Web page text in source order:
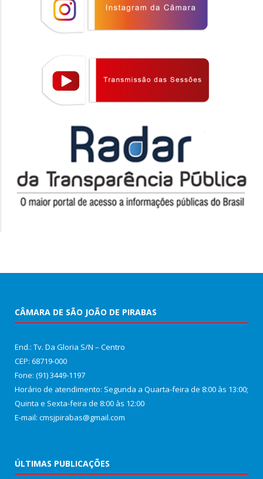
CÂMARA DE SÃO JOÃO DE PIRABAS
End.: Tv. Da Gloria S/N – Centro
CEP: 68719-000
Fone: (91) 3449-1197
Horário de atendimento: Segunda a Quarta-feira de 8:00 às 13:00;
Quinta e Sexta-feira de 8:00 às 12:00
E-mail: cmsjpirabas@gmail.com
ÚLTIMAS PUBLICAÇÕES